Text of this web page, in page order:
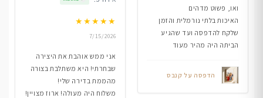
ואו, פשוט מדהים
האיכות בלתי נורמלית והזמן
שלקח להדפסה ועד שהגיע
הביתה היה מהיר מעוד
הדפסה על קנבס
★★★★★
7/15/2026
אני ממש אוהבת את היצירה
שבחרתי! היא משתלבת בצורה
מהממת בדירה שלי!
משלוח היה מעולה! ארוז מצויין!